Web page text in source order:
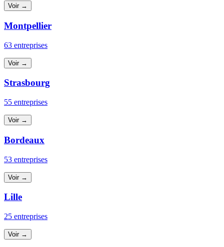
Voir →
Montpellier
63 entreprises
Voir →
Strasbourg
55 entreprises
Voir →
Bordeaux
53 entreprises
Voir →
Lille
25 entreprises
Voir →